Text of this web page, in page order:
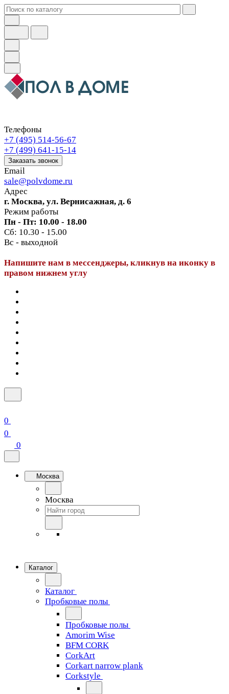
Телефоны
+7 (495) 514-56-67
+7 (499) 641-15-14
Заказать звонок
Email
sale@polvdome.ru
Адрес
г. Москва, ул. Вернисажная, д. 6
Режим работы
Пн - Пт: 10.00 - 18.00
Сб: 10.30 - 15.00
Вс - выходной
Напишите нам в мессенджеры, кликнув на иконку в
правом нижнем углу
0
0
0
Москва
Москва
Каталог
Каталог
Пробковые полы
Пробковые полы
Amorim Wise
BFM CORK
CorkArt
Corkart narrow plank
Corkstyle